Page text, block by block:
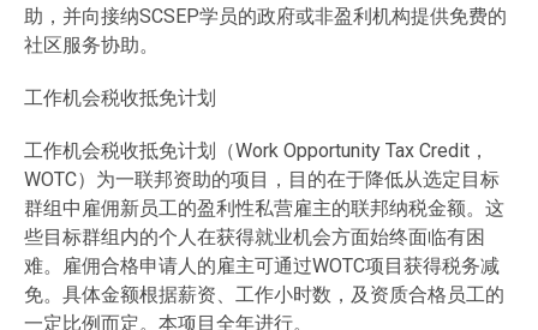
助，并向接纳SCSEP学员的政府或非盈利机构提供免费的
社区服务协助。
工作机会税收抵免计划
工作机会税收抵免计划（Work Opportunity Tax Credit，
WOTC）为一联邦资助的项目，目的在于降低从选定目标
群组中雇佣新员工的盈利性私营雇主的联邦纳税金额。这
些目标群组内的个人在获得就业机会方面始终面临有困
难。雇佣合格申请人的雇主可通过WOTC项目获得税务减
免。具体金额根据薪资、工作小时数，及资质合格员工的
一定比例而定。本项目全年进行。